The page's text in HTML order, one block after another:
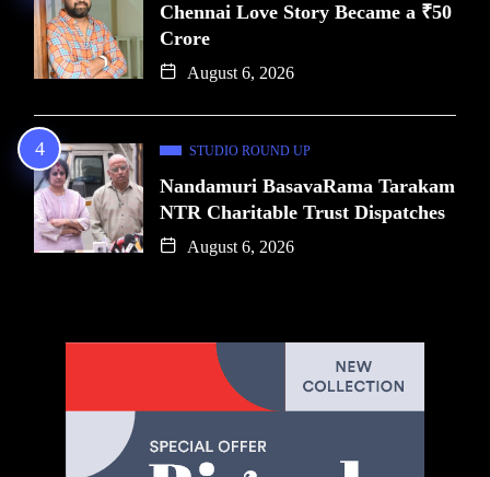
Chennai Love Story Became a ₹50
Crore
August 6, 2026
STUDIO ROUND UP
Nandamuri BasavaRama Tarakam
NTR Charitable Trust Dispatches
August 6, 2026